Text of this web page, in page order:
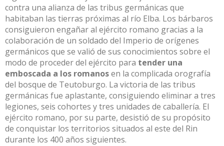
contra una alianza de las tribus germánicas que
habitaban las tierras próximas al río Elba. Los bárbaros
consiguieron engañar al ejército romano gracias a la
colaboración de un soldado del Imperio de orígenes
germánicos que se valió de sus conocimientos sobre el
modo de proceder del ejército para tender una
emboscada a los romanosen la complicada orografía
del bosque de Teutoburgo. La victoria de las tribus
germánicas fue aplastante, consiguiendo eliminar a tres
legiones, seis cohortes y tres unidades de caballería. El
ejército romano, por su parte, desistió de su propósito
de conquistar los territorios situados al este del Rin
durante los 400 años siguientes.